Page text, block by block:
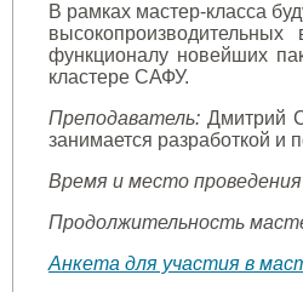
В рамках мастер-класса
функционалу новейших
кластере САФУ.
Преподаватель: Дмитрий
занимается разработкой и
Время и место
Продолжительность
Анкета для участия в